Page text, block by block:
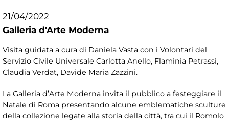
21/04/2022
Galleria d'Arte Moderna
Visita guidata a cura di Daniela Vasta con i Volontari del
Servizio Civile Universale Carlotta Anello, Flaminia Petrassi,
Claudia Verdat, Davide Maria Zazzini.
La Galleria d’Arte Moderna invita il pubblico a festeggiare il
Natale di Roma presentando alcune emblematiche sculture
della collezione legate alla storia della città, tra cui il Romolo